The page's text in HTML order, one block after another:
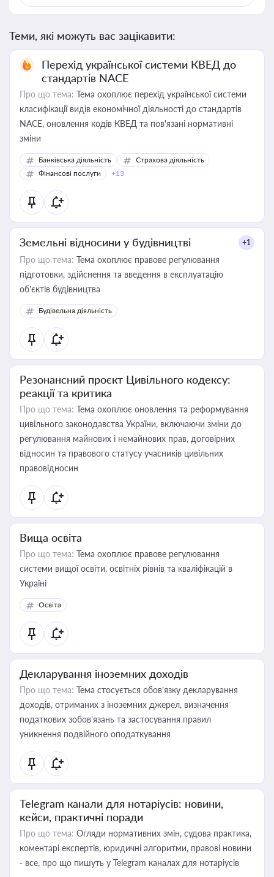
Теми, які можуть вас зацікавити:
Перехід української системи КВЕД до
стандартів NACE
Про що тема: Тема охоплює перехід української системи
класифікації видів економічної діяльності до стандартів
NACE, оновлення кодів КВЕД та пов'язані нормативні
зміни
Банківська діяльність
Страхова діяльність
Фінансові послуги
+13
Земельні відносини у будівництві +1
Про що тема: Тема охоплює правове регулювання
підготовки, здійснення та введення в експлуатацію
об’єктів будівництва
Будівельна діяльність
Резонансний проєкт Цивільного кодексу:
реакції та критика
Про що тема: Тема охоплює оновлення та реформування
цивільного законодавства України, включаючи зміни до
регулювання майнових і немайнових прав, договірних
відносин та правового статусу учасників цивільних
правовідносин
Вища освіта
Про що тема: Тема охоплює правове регулювання
системи вищої освіти, освітніх рівнів та кваліфікацій в
Україні
Освіта
Декларування іноземних доходів
Про що тема: Тема стосується обов’язку декларування
доходів, отриманих з іноземних джерел, визначення
податкових зобов’язань та застосування правил
уникнення подвійного оподаткування
Telegram канали для нотаріусів: новини,
кейси, практичні поради
Про що тема: Огляди нормативних змін, судова практика,
коментарі експертів, юридичні алгоритми, правові новини
- все, про що пишуть у Telegram каналах для нотаріусів